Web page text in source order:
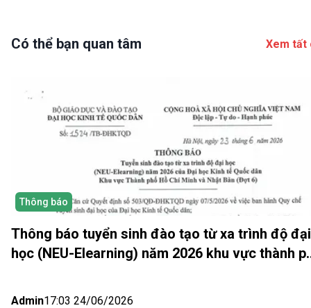
Có thể bạn quan tâm Xem tất
Thông báo
Thông báo tuyển sinh đào tạo từ xa trình độ đại
học (NEU-Elearning) năm 2026 khu vực thành
Admin17:03 24/06/2026